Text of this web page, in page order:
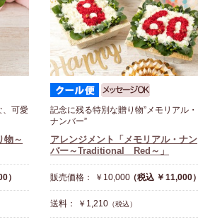
、可愛
物～
）
記念に残る特別な贈り物”メモリアル・
ナンバー”
アレンジメント「メモリアル・ナン
バー～Traditional Red～」
販売価格： ￥10,000（税込 ￥11,000）
送料： ￥1,210 （税込）